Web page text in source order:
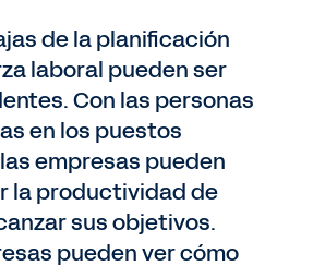
de la planificación
laboral pueden ser
Con las personas
en los puestos
empresas pueden
la productividad de
sus objetivos.
pueden ver cómo